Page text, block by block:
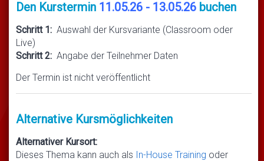
Den Kurstermin 11.05.26 - 13.05.26 buchen
Schritt 1: Auswahl der Kursvariante (Classroom oder
Live)
Schritt 2: Angabe der Teilnehmer Daten
Der Termin ist nicht veröffentlicht
Alternative Kursmöglichkeiten
Alternativer Kursort:
Dieses Thema kann auch als In-House Training oder